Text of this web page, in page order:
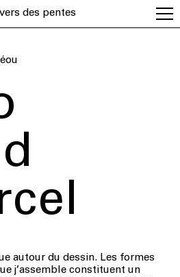
des pentes
autour du dessin. Les formes
j’assemble constituent un